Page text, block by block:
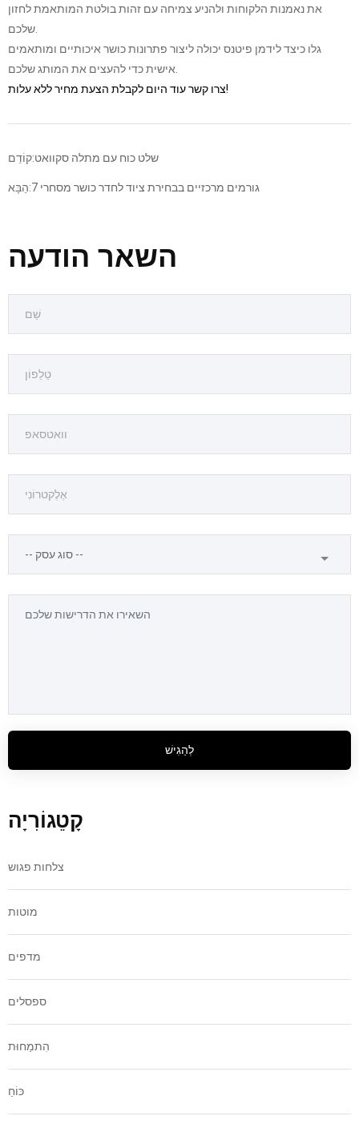
את נאמנות הלקוחות ולהניע צמיחה עם זהות בולטת המותאמת לחזון
גלו כיצד לידמן פיטנס יכולה ליצור פתרונות כושר איכותיים ומותאמים
צרו קשר עוד היום לקבלת הצעת מחיר ללא עלות!
קוֹדֵם:שלט כוח עם מתלה סקוואט
הַבָּא: 7 גורמים מרכזיים בבחירת ציוד לחדר כושר מסחרי
השאר הודעה
לְהַגִישׁ
קָטֵגוֹרִיָה
צלחות פגוש
מוטות
מדפים
ספסלים
הִתמַחוּת
כּוֹחַ